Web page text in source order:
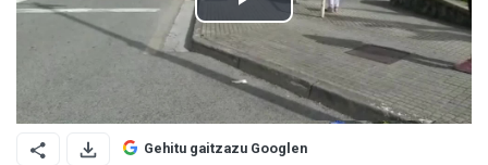
Gehitu gaitzazu Googlen